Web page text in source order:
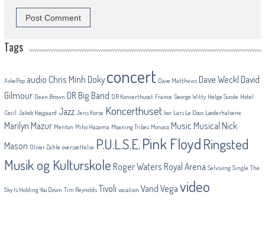
Tags
AskePop audio Chris Minh Doky concert Dave Matthews Dave Weckl David
Gilmour Dean Brown DR Big Band DR Koncerthuset France George Witty Helge Sunde Hotel
Cecil Jakob Højgaard Jazz Jens Korse Koncerthuset kor Lars Le Dous Læderhalsene
Marilyn Mazur Menton Miho Hazama Moaning Tribes Monaco Music Musical Nick
Mason Oliver Zahle oversættelse P.U.L.S.E.Pink Floyd Ringsted
Musik og Kulturskole Roger Waters Royal Arena Selvsving Single The
Sky Is Holding You Down Tim Reynolds Tivoli vacation Vand Vega video